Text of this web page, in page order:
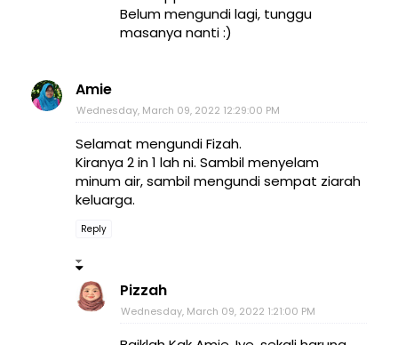
Belum mengundi lagi, tunggu
masanya nanti :)
Amie
Wednesday, March 09, 2022 12:29:00 PM
Selamat mengundi Fizah.
Kiranya 2 in 1 lah ni. Sambil menyelam
minum air, sambil mengundi sempat ziarah
keluarga.
Reply
Pizzah
Wednesday, March 09, 2022 1:21:00 PM